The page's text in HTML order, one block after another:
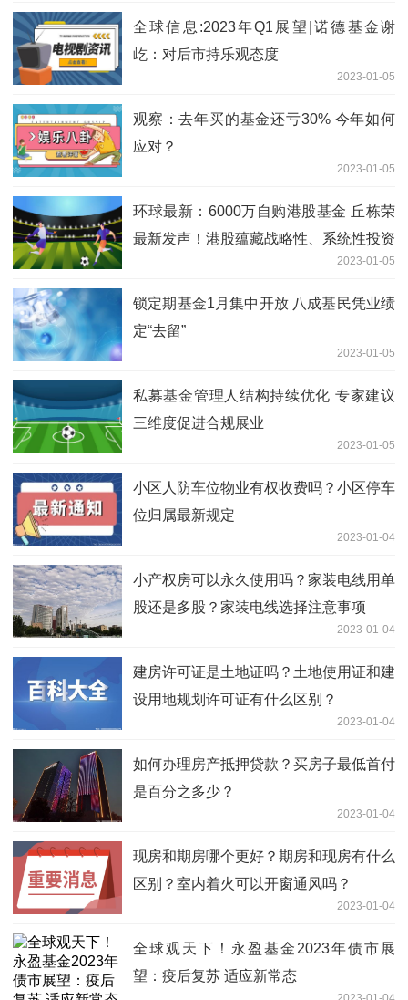
全球信息:2023年Q1展望|诺德基金谢
屹：对后市持乐观态度
2023-01-05
观察：去年买的基金还亏30% 今年如何
应对？
2023-01-05
环球最新：6000万自购港股基金 丘栋荣
最新发声！港股蕴藏战略性、系统性投资
2023-01-05
锁定期基金1月集中开放 八成基民凭业绩
定“去留”
2023-01-05
私募基金管理人结构持续优化 专家建议
三维度促进合规展业
2023-01-05
小区人防车位物业有权收费吗？小区停车
位归属最新规定
2023-01-04
小产权房可以永久使用吗？家装电线用单
股还是多股？家装电线选择注意事项
2023-01-04
建房许可证是土地证吗？土地使用证和建
设用地规划许可证有什么区别？
2023-01-04
如何办理房产抵押贷款？买房子最低首付
是百分之多少？
2023-01-04
现房和期房哪个更好？期房和现房有什么
区别？室内着火可以开窗通风吗？
2023-01-04
全球观天下！永盈基金2023年债市展
望：疫后复苏 适应新常态